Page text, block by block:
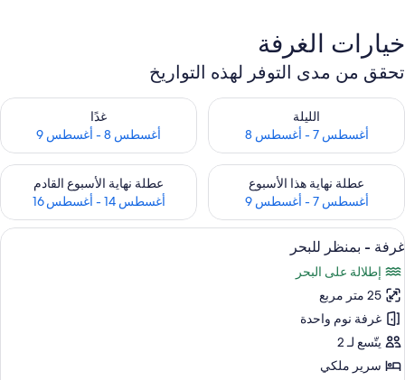
خيارات الغرفة
تحقق من مدى التوفر لهذه التواريخ
الليلة
أغسطس 7 - أغسطس 8
تحقق من مدى التوفر لليلة للفترة أغسطس 7 - أغسطس 8
غدًا
أغسطس 8 - أغسطس 9
تحقق من مدى التوفر لغد للفترة أغسطس
عطلة نهاية هذا الأسبوع
أغسطس 7 - أغسطس 9
تحقق من مدى التوفر لعطلة نهاية هذا الأسبوع للفترة أغسطس 7 - أغسطس 9
عطلة نهاية الأسبوع القادم
أغسطس 14 - أغسطس 16
تحقق من مدى التوفر لعطلة نهاية
استعراض
جميع
صور
غرفة
-
بمنظر
للبحر
1
غرفة - بمنظر للبحر
إطلالة على البحر
25 متر مربع
غرفة نوم واحدة
يتّسع لـ 2
سرير ملكي